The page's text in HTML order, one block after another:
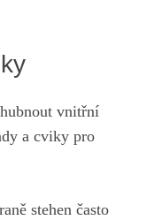
vnitřní
a cviky ​pro
stehen často